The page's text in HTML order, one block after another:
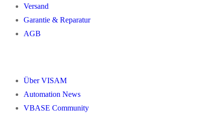
Versand
Garantie & Reparatur
AGB
Über VISAM
Automation News
VBASE Community